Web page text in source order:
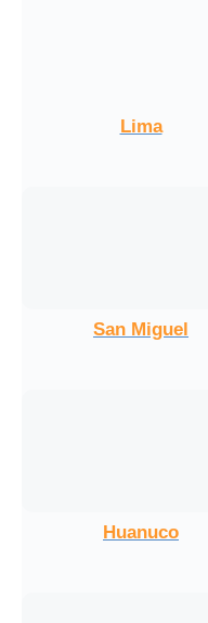
Lima
San Miguel
Huanuco